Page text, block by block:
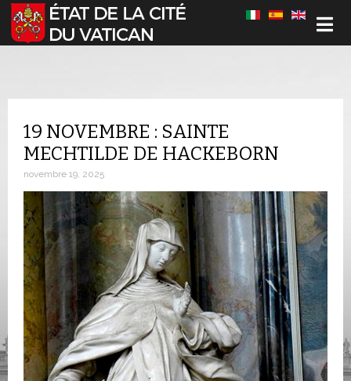
Sélectionnez votre langue
19 NOVEMBRE : SAINTE
MECHTILDE DE HACKEBORN
novembre 19, 2025